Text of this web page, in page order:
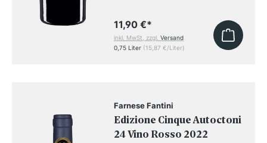
11,90 €*
inkl. MwSt, zzgl.Versand
0,75 Liter (15,87 €/Liter)
Farnese Fantini
Edizione Cinque Autoctoni
24 Vino Rosso 2022